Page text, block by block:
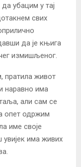
да убацим у тај
свих
да је књига
измишљеног.
пратила живот
наравно има
али сам се
опет одржим
име своје
увијек има живих